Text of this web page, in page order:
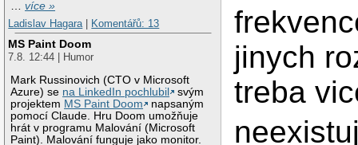
…více »
Ladislav Hagara
Komentářů: 13
MS Paint Doom
7.8. 12:44 | Humor
Mark Russinovich (CTO v Microsoft
Azure) se na LinkedIn pochlubil
svým
projektem MS Paint Doom
napsaným
pomocí Claude. Hru Doom umožňuje
hrát v programu Malování (Microsoft
Paint). Malování funguje jako monitor.
jinych
treba